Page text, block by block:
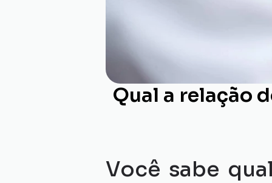
Qual a relação
Você sabe